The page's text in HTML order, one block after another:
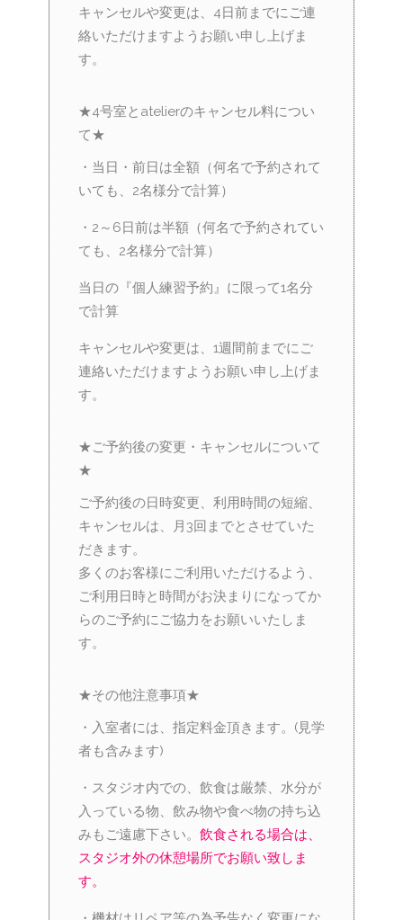
キャンセルや変更は、4日前までにご連
絡いただけますようお願い申し上げま
す。
★4号室とatelierのキャンセル料につい
て★
・当日・前日は全額（何名で予約されて
いても、2名様分で計算）
・2～6日前は半額（何名で予約されてい
ても、2名様分で計算）
当日の『個人練習予約』に限って1名分
で計算
キャンセルや変更は、1週間前までにご
連絡いただけますようお願い申し上げま
す。
★ご予約後の変更・キャンセルについて
★
ご予約後の日時変更、利用時間の短縮、
キャンセルは、月3回までとさせていた
だきます。
多くのお客様にご利用いただけるよう、
ご利用日時と時間がお決まりになってか
らのご予約にご協力をお願いいたしま
す。
★その他注意事項★
・入室者には、指定料金頂きます。(見学
者も含みます)
・スタジオ内での、飲食は厳禁、水分が
入っている物、飲み物や食べ物の持ち込
みもご遠慮下さい。 飲食される場合は、
スタジオ外の休憩場所でお願い致しま
す。